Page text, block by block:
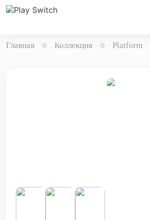
Главная Коллекция Platform